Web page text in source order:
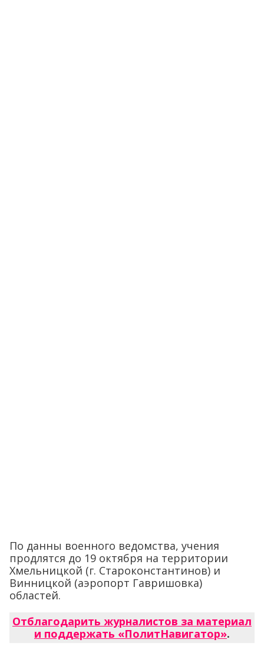
По данны военного ведомства, учения
продлятся до 19 октября на территории
Хмельницкой (г. Староконстантинов) и
Винницкой (аэропорт Гавришовка)
областей.
Отблагодарить журналистов за материал
и поддержать «ПолитНавигатор».